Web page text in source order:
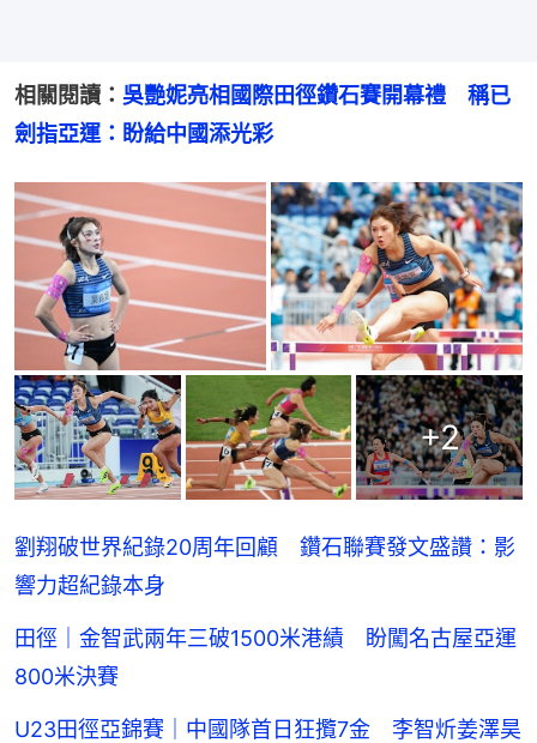
相關閱讀： 吳艷妮亮相國際田徑鑽石賽開幕禮　稱已
劍指亞運：盼給中國添光彩
+2
劉翔破世界紀錄20周年回顧 鑽石聯賽發文盛讚：影
響力超紀錄本身
田徑｜金智武兩年三破1500米港績 盼闖名古屋亞運
800米決賽
U23田徑亞錦賽｜中國隊首日狂攬7金 李智炘姜澤昊